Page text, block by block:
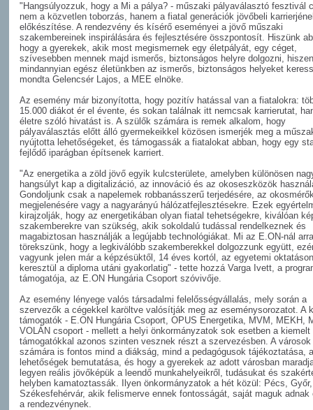
"Hangsúlyozzuk, hogy a Mi a pálya? - műszaki pályaválasztó fesztivál
nem a közvetlen toborzás, hanem a fiatal generációk jövőbeli
előkészítése. A rendezvény és kísérő eseményei a jövő műszaki
szakembereinek inspirálására és fejlesztésére összpontosít. Hiszünk
hogy a gyerekek, akik most megismernek egy életpályát, egy céget,
szívesebben mennek majd ismerős, biztonságos helyre dolgozni, hiszen
mindannyian egész életünkben az ismerős, biztonságos helyeket
mondta Gelencsér Lajos, a MEE elnöke.
Az esemény már bizonyította, hogy pozitív hatással van a fiatalokra:
15.000 diákot ér el évente, és sokan találnak itt nemcsak karrierutat,
életre szóló hivatást is. A szülők számára is remek alkalom, hogy
pályaválasztás előtt álló gyermekeikkel közösen ismerjék meg a
nyújtotta lehetőségeket, és támogassák a fiatalokat abban, hogy egy
fejlődő iparágban építsenek karriert.
"Az energetika a zöld jövő egyik kulcsterülete, amelyben különösen
hangsúlyt kap a digitalizáció, az innováció és az okoseszközök
Gondoljunk csak a napelemek robbanásszerű terjedésére, az
megjelenésére vagy a nagyarányú hálózatfejlesztésekre. Ezek
kirajzolják, hogy az energetikában olyan fiatal tehetségekre, kiválóan
szakemberekre van szükség, akik sokoldalú tudással rendelkeznek és
magabiztosan használják a legújabb technológiákat. Mi az E.ON-nál arra
törekszünk, hogy a legkiválóbb szakemberekkel dolgozzunk együtt,
vagyunk jelen már a képzésüktől, 14 éves kortól, az egyetemi oktatáson
keresztül a diploma utáni gyakorlatig" - tette hozzá Varga Ivett, a
támogatója, az E.ON Hungária Csoport szóvivője.
Az esemény lényege valós társadalmi felelősségvállalás, mely során a
szervezők a cégekkel karöltve valósítják meg az eseménysorozatot. A
támogatók - E.ON Hungária Csoport, OPUS Energetika, MVM, MEKH,
VOLÁN csoport - mellett a helyi önkormányzatok sok esetben a kiemelt
támogatókkal azonos szinten vesznek részt a szervezésben. A városok
számára is fontos mind a diákság, mind a pedagógusok tájékoztatása, a
lehetőségek bemutatása, és hogy a gyerekek az adott városban
legyen reális jövőképük a leendő munkahelyeikről, tudásukat és
helyben kamatoztassák. Ilyen önkormányzatok a hét közül: Pécs, Győr,
Székesfehérvár, akik felismerve ennek fontosságát, saját maguk adnak
a rendezvénynek.